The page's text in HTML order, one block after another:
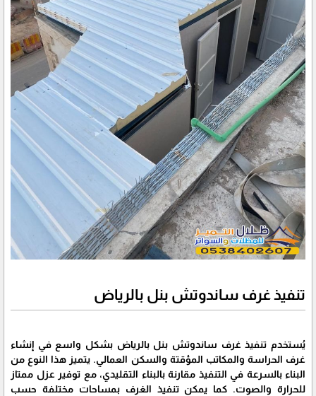
تنفيذ غرف ساندوتش بنل بالرياض
يُستخدم تنفيذ غرف ساندوتش بنل بالرياض بشكل واسع في إنشاء
غرف الحراسة والمكاتب المؤقتة والسكن العمالي. يتميز هذا النوع من
البناء بالسرعة في التنفيذ مقارنة بالبناء التقليدي، مع توفير عزل ممتاز
للحرارة والصوت. كما يمكن تنفيذ الغرف بمساحات مختلفة حسب